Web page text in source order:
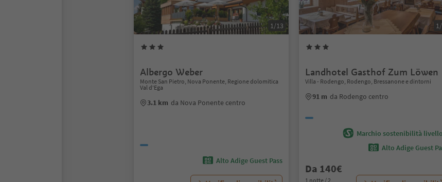
1/13
Albergo Weber
Monte San Pietro, Nova Ponente, Regione dolomitica
Val d'Ega
3.1 km da Nova Ponente centro
Alto Adige Guest Pass
Landhotel Gasthof Zum Löwen
Villa - Rodengo, Rodengo, Bressanone e dintorni
91 m da Rodengo centro
Marchio sostenibilità
Alto Adige Guest
Da 140€
1 notte / 2